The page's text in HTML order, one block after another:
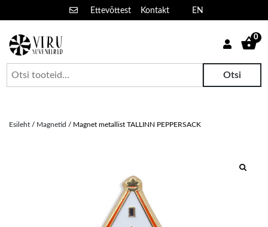
Ettevõttest Kontakt EN
Viru suveniirid
Suveniiride hulgimüük
Otsi:
Otsi
0
Esileht / Magnetid / Magnet metallist TALLINN PEPPERSACK